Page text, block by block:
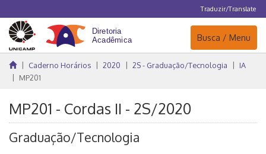
Traduzir/Translate
Navegação
Busca / Menu
Caderno Horários 2020 2S - Graduação/Tecnologia
IA
MP201
MP201 - Cordas II - 2S/2020
Graduação/Tecnologia